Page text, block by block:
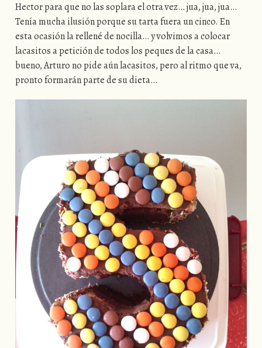
Hector para que no las soplara el otra vez… jua, jua, jua…
Tenía mucha ilusión porque su tarta fuera un cinco. En
esta ocasión la rellené de nocilla… y volvimos a colocar
lacasitos a petición de todos los peques de la casa…
bueno, Arturo no pide aún lacasitos, pero al ritmo que va,
pronto formarán parte de su dieta…